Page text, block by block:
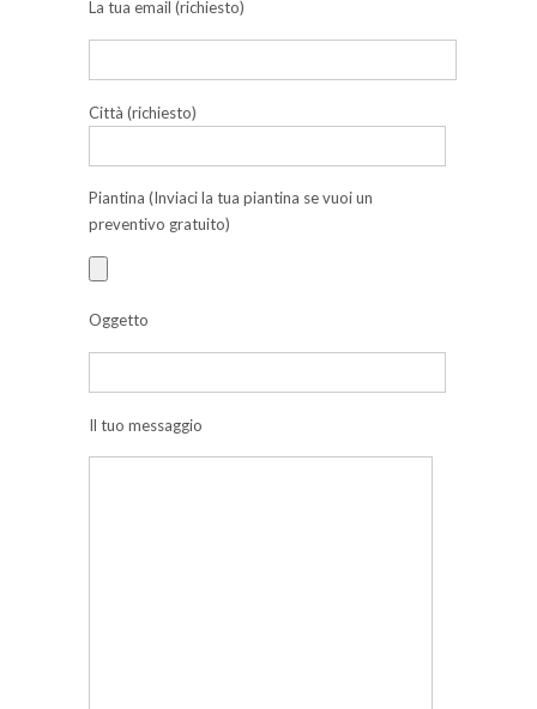
La tua email (richiesto)
Città (richiesto)
Piantina (Inviaci la tua piantina se vuoi un
preventivo gratuito)
Oggetto
Il tuo messaggio